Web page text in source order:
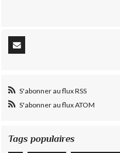
S'abonner au flux RSS
S'abonner au flux ATOM
Tags populaires